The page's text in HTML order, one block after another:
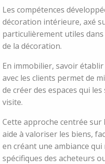
Les compétences
décoration intérieure, axé
particulièrement utiles
de la décoration.
En immobilier, savoir
avec les clients permet de
de créer des espaces qui
visite.
Cette approche centrée sur
aide à valoriser les biens,
en créant une ambiance
spécifiques des acheteurs